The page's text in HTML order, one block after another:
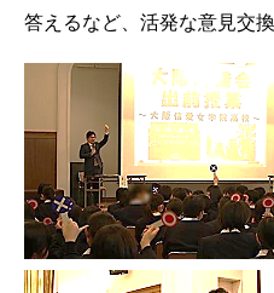
答えるなど、活発な意見交